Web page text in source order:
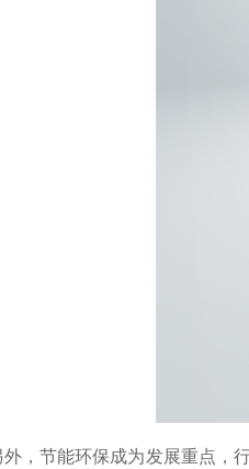
外，节能环保成为发展重点，